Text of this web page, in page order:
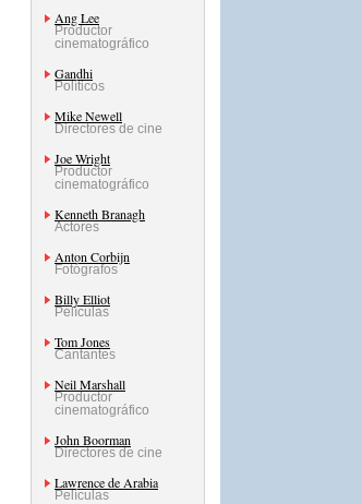
Ang Lee
Productor
cinematográfico
Gandhi
Políticos
Mike Newell
Directores de cine
Joe Wright
Productor
cinematográfico
Kenneth Branagh
Actores
Anton Corbijn
Fotógrafos
Billy Elliot
Películas
Tom Jones
Cantantes
Neil Marshall
Productor
cinematográfico
John Boorman
Directores de cine
Lawrence de Arabia
Películas